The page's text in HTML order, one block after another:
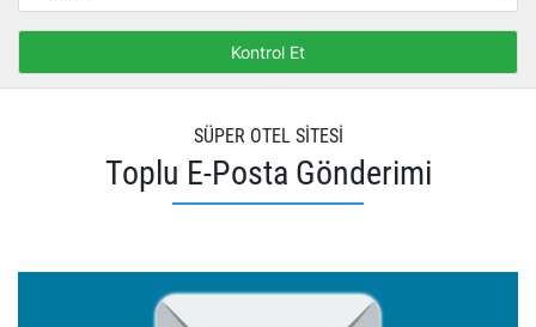
SÜPER OTEL SİTESİ
Toplu E-Posta Gönderimi